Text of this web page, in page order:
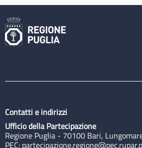
Contatti e indirizzi
Ufficio della Partecipazione
Regione Puglia - 70100 Bari,
PEC: